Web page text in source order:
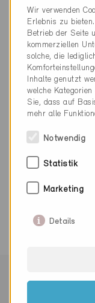
Chillmattenstrasse
4105 Biel-Benken
061 721 52 50
0 Minergie
Wir verwenden
Erlebnis zu
Betrieb der Seite
kommerziellen
solche, die
Inhalte genutzt
welche
Sie, dass auf
mehr alle
Notwendig
Statistik
Marketing
Details